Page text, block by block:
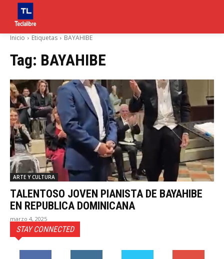
Inicio Etiquetas BAYAHIBE
Tag: BAYAHIBE
ARTE Y CULTURA
TALENTOSO JOVEN PIANISTA DE BAYAHIBE
EN REPUBLICA DOMINICANA
marzo 4, 2025
STAY CONNECTED